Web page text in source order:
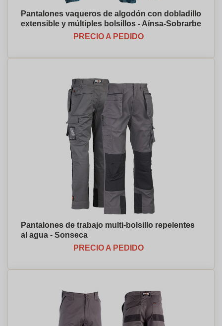
Pantalones vaqueros de algodón con dobladillo
extensible y múltiples bolsillos - Aínsa-Sobrarbe
PRECIO A PEDIDO
Pantalones de trabajo multi-bolsillo repelentes
al agua - Sonseca
PRECIO A PEDIDO